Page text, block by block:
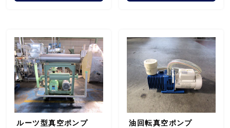
ルーツ型真空ポンプ 油回転真空ポンプ